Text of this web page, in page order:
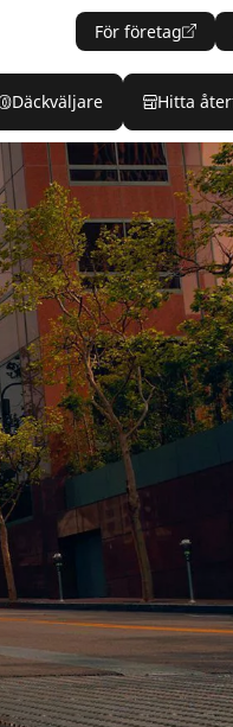
För företag
Däckväljare Hitta